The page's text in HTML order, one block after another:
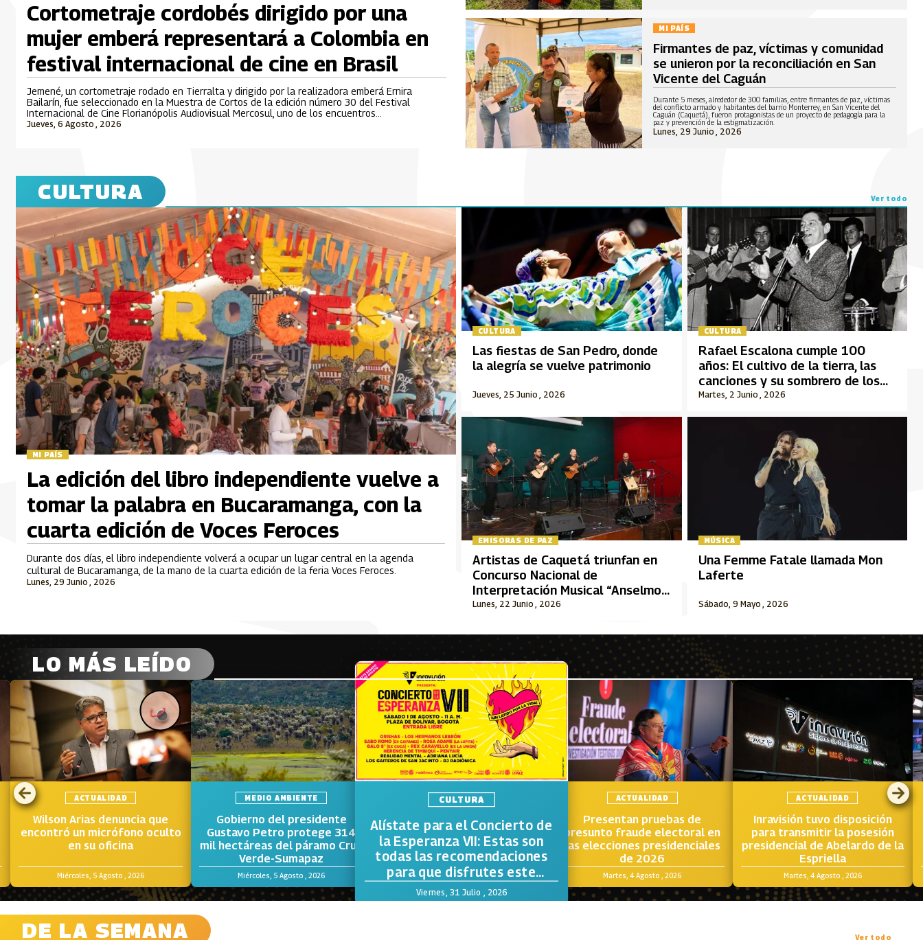
Jemené, un cortometraje rodado en Tierralta y dirigido por la realizadora emberá Ernira
Bailarín, fue seleccionado en la Muestra de Cortos de la edición número 30 del Festival
Internacional de Cine Florianópolis Audiovisual Mercosul, uno de los encuentros
cinematográficos más importantes de Suramérica que se desarrolla en Brasil.
Jueves, 6 Agosto , 2026
Cortometraje cordobés dirigido por una
mujer emberá representará a Colombia en
festival internacional de cine en Brasil
MI PAÍS
Lunes, 29 Junio , 2026
Firmantes de paz, víctimas y comunidad
se unieron por la reconciliación en San
Vicente del Caguán
Durante 5 meses, alrededor de 300 familias, entre firmantes de paz, víctimas
del conflicto armado y habitantes del barrio Monterrey, en San Vicente del
Caguán (Caquetá), fueron protagonistas de un proyecto de pedagogía para la
paz y prevención de la estigmatización.
CULTURA Ver todo
MI PAÍS
Durante dos días, el libro independiente volverá a ocupar un lugar central en la agenda
cultural de Bucaramanga, de la mano de la cuarta edición de la feria Voces Feroces.
Lunes, 29 Junio , 2026
La edición del libro independiente vuelve a
tomar la palabra en Bucaramanga, con la
cuarta edición de Voces Feroces
CULTURA
Jueves, 25 Junio , 2026
Las fiestas de San Pedro, donde
la alegría se vuelve patrimonio
EMISORAS DE PAZ
Lunes, 22 Junio , 2026
Artistas de Caquetá triunfan en
Concurso Nacional de
Interpretación Musical “Anselmo
Durán Plazas”
CULTURA
Martes, 2 Junio , 2026
Rafael Escalona cumple 100
años: El cultivo de la tierra, las
canciones y su sombrero de los
últimos años
MÚSICA
Sábado, 9 Mayo , 2026
Una Femme Fatale llamada Mon
Laferte
LO MÁS LEÍDO
ACTUALIDAD
Miércoles, 5 Agosto , 2026
Wilson Arias denuncia que
encontró un micrófono oculto
en su oficina
MEDIO AMBIENTE
Miércoles, 5 Agosto , 2026
Gobierno del presidente
Gustavo Petro protege 314
mil hectáreas del páramo Cruz
Verde-Sumapaz
CULTURA
Viernes, 31 Julio , 2026
Alístate para el Concierto de
la Esperanza VII: Estas son
todas las recomendaciones
para que disfrutes este
evento
ACTUALIDAD
Martes, 4 Agosto , 2026
Presentan pruebas de
presunto fraude electoral en
las elecciones presidenciales
de 2026
ACTUALIDAD
Martes, 4 Agosto , 2026
Inravisión tuvo disposición
para transmitir la posesión
presidencial de Abelardo de la
Espriella
DE LA SEMANA Ver todo